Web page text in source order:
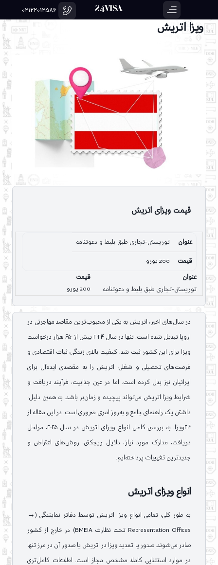
02122012586
ویزا اتریش
قیمت ویزای اتریش
عنوان
توریستی-تجاری طبق بلیط و دعوتنامه
قیمت
200 یورو
عنوان
قیمت
توریستی-تجاری طبق بلیط و دعوتنامه
200 یورو
در سال‌های اخیر، اتریش به یکی از محبوب‌ترین مقاصد مهاجرتی در
اروپا تبدیل شده است؛ تنها در سال ۲۰۲۴ بیش از ۶۵۰ هزار درخواست
ویزا برای این کشور ثبت شد. کیفیت بالای زندگی، ثبات اقتصادی و
فرصت‌های تحصیلی و شغلی، اتریش را به مقصدی ایده‌آل برای
ایرانیان نیز بدل کرده است. اما در عین جذابیت، فرآیند دریافت و
شرایط ویزا اتریش می‌تواند پیچیده و زمان‌بر باشد. به همین دلیل،
داشتن یک راهنمای جامع و به‌روز امری ضروری است. در این مقاله از
۲۴ویزا، به بررسی کامل انواع ویزای اتریش در سال ۲۰۲۵، مراحل
دریافت، مدارک مورد نیاز، دلایل ریجکتی، روش‌های اعتراض و
جدیدترین تغییرات پرداخته‌ایم.
انواع ویزای اتریش
به طور کلی، تمامی انواع ویزا اتریش توسط دفاتر نمایندگی (→
Representation Offices تحت نظارت BMEIA) در خارج از کشور
صادر می‌شوند. صدور یا تمدید ویزا در اتریش یا صدور آن در مرز تنها
در موارد استثنایی کاملا مشخص مجاز است. اطلاعات کامل‌تری